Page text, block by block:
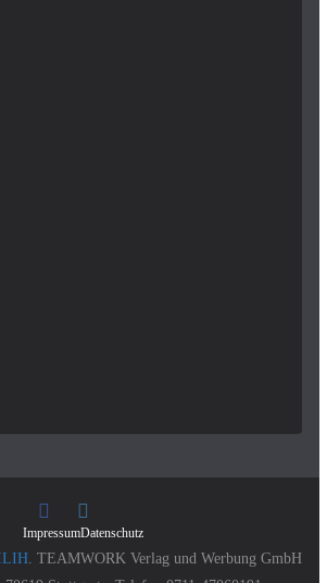
ImpressumDatenschutz
. TEAMWORK Verlag und Werbung GmbH